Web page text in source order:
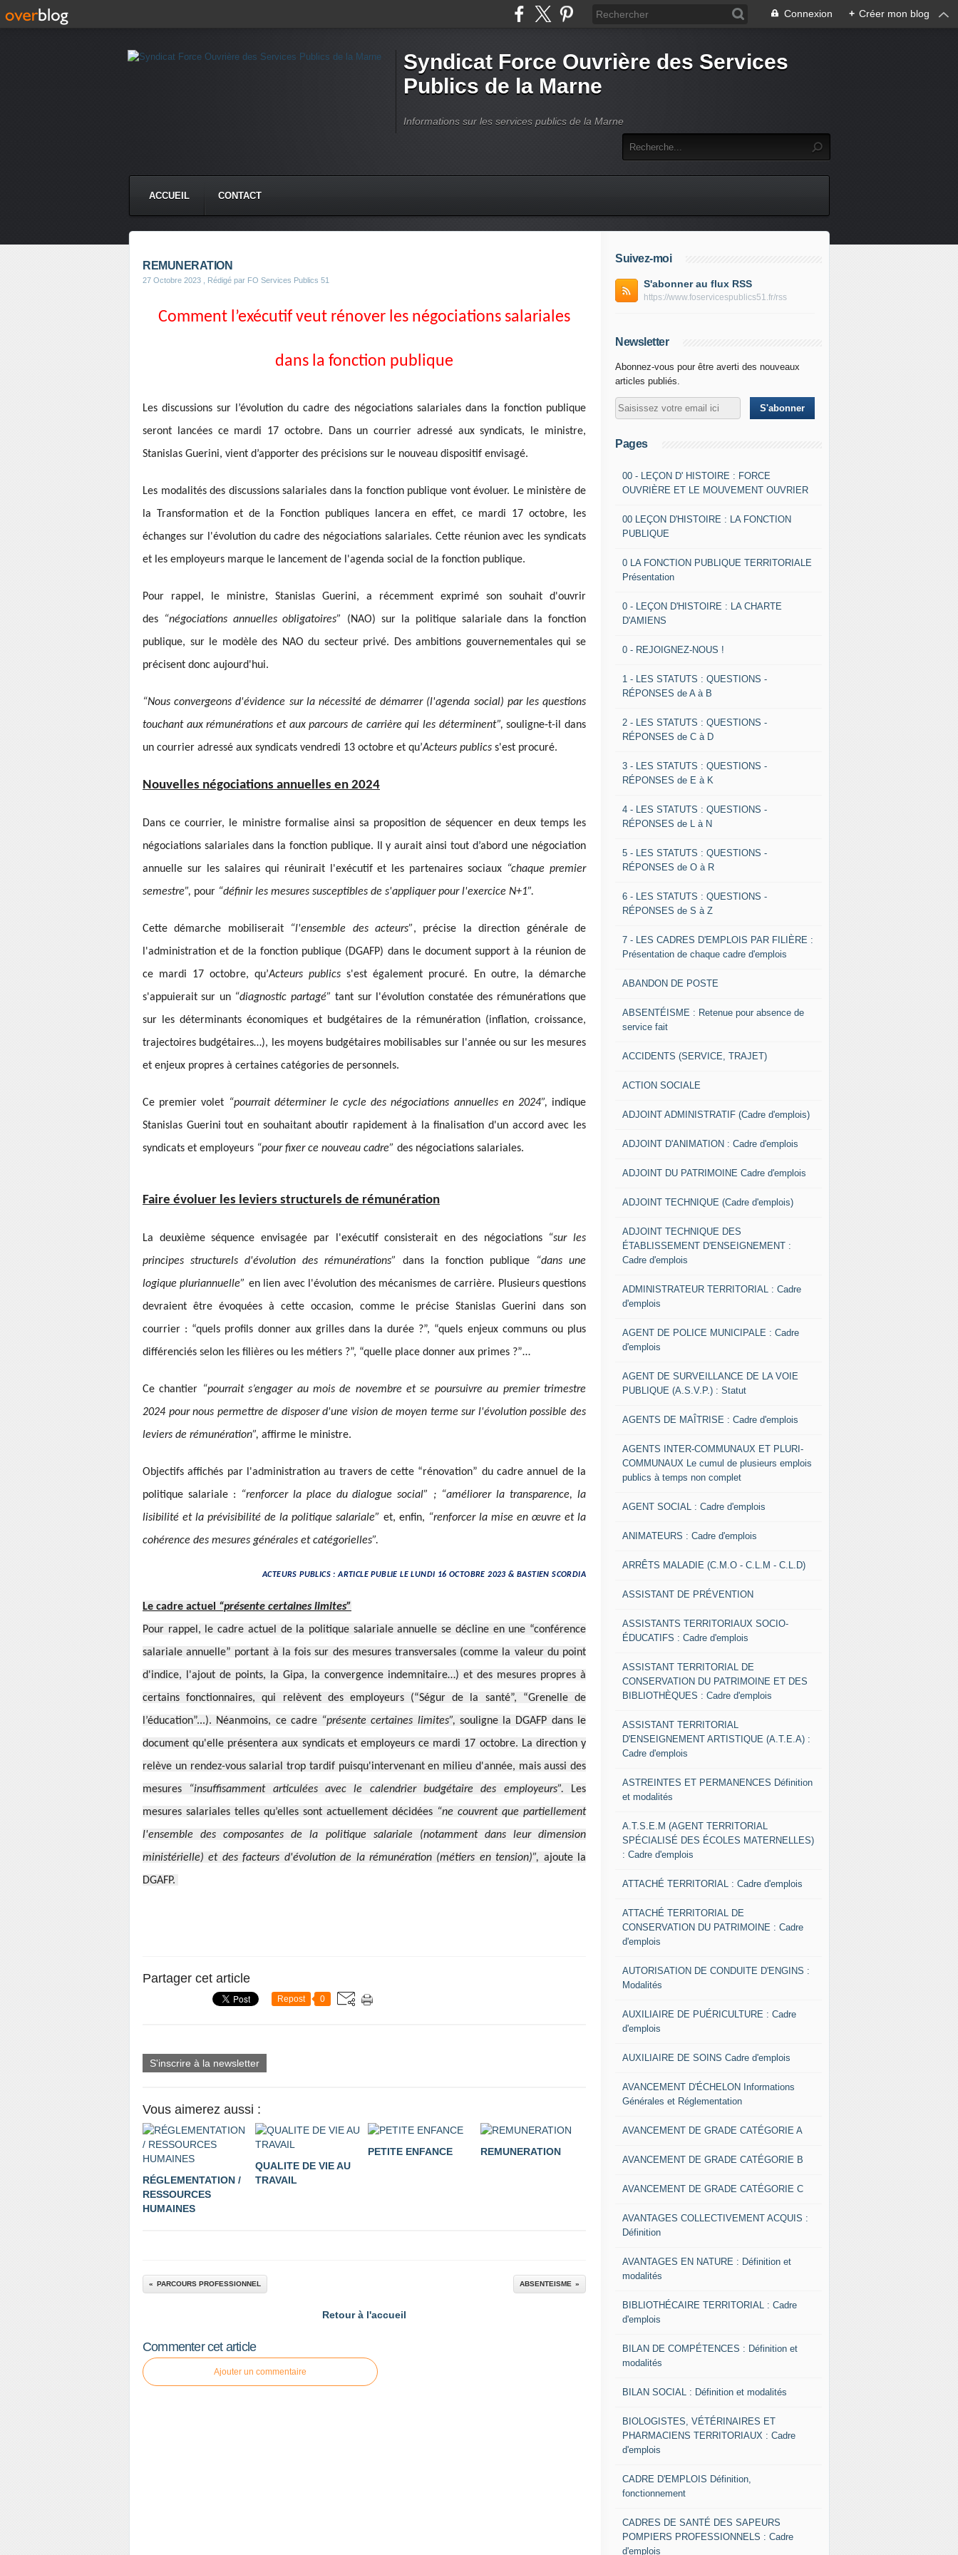
Connexion + Créer mon blog
Syndicat Force Ouvrière des Services
Publics de la Marne
Informations sur les services publics de la Marne
ACCUEIL CONTACT
REMUNERATION
27 Octobre 2023 , Rédigé par FO Services Publics 51
Comment l’exécutif veut rénover les négociations salariales
dans la fonction publique
Les discussions sur l’évolution du cadre des négociations salariales dans la fonction publique
seront lancées ce mardi 17 octobre. Dans un courrier adressé aux syndicats, le ministre,
Stanislas Guerini, vient d’apporter des précisions sur le nouveau dispositif envisagé.
Les modalités des discussions salariales dans la fonction publique vont évoluer. Le ministère de
la Transformation et de la Fonction publiques lancera en effet, ce mardi 17 octobre, les
échanges sur l'évolution du cadre des négociations salariales. Cette réunion avec les syndicats
et les employeurs marque le lancement de l'agenda social de la fonction publique.
Pour rappel, le ministre, Stanislas Guerini, a récemment exprimé son souhait d'ouvrir
des
“négociations annuelles obligatoires” (NAO) sur la politique salariale dans la fonction
publique, sur le modèle des NAO du secteur privé. Des ambitions gouvernementales qui se
précisent donc aujourd'hui.
“Nous convergeons d'évidence sur la nécessité de démarrer (l'agenda social) par les questions
touchant aux rémunérations et aux parcours de carrière qui les déterminent”,souligne-t-il dans
un courrier adressé aux syndicats vendredi 13 octobre et qu’Acteurs publics s'est procuré.
Nouvelles négociations annuelles en 2024
Dans ce courrier, le ministre formalise ainsi sa proposition de séquencer en deux temps les
négociations salariales dans la fonction publique. Il y aurait ainsi tout d’abord une négociation
annuelle sur les salaires qui réunirait l'exécutif et les partenaires sociaux “chaque premier
semestre”, pour “définir les mesures susceptibles de s'appliquer pour l'exercice N+1”.
Cette démarche mobiliserait “l'ensemble des acteurs”, précise la direction générale de
l'administration et de la fonction publique (DGAFP) dans le document support à la réunion de
ce mardi 17 octobre, qu’Acteurs publicss'est également procuré. En outre, la démarche
s'appuierait sur un “diagnostic partagé”tant sur l'évolution constatée des rémunérations que
sur les déterminants économiques et budgétaires de la rémunération (inflation, croissance,
trajectoires budgétaires…), les moyens budgétaires mobilisables sur l'année ou sur les mesures
et enjeux propres à certaines catégories de personnels.
Ce premier volet “pourrait déterminer le cycle des négociations annuelles en 2024”, indique
Stanislas Guerini tout en souhaitant aboutir rapidement à la finalisation d'un accord avec les
syndicats et employeurs “pour fixer ce nouveau cadre” des négociations salariales.
Faire évoluer les leviers structurels de rémunération
La deuxième séquence envisagée par l'exécutif consisterait en des négociations
“sur les
principes structurels d'évolution des rémunérations” dans la fonction publique
“dans une
logique pluriannuelle” en lien avec l'évolution des mécanismes de carrière. Plusieurs questions
devraient être évoquées à cette occasion, comme le précise Stanislas Guerini dans son
courrier : “quels profils donner aux grilles dans la durée ?”, “quels enjeux communs ou plus
différenciés selon les filières ou les métiers ?”, “quelle place donner aux primes ?”…
Ce chantier “pourrait s’engager au mois de novembre et se poursuivre au premier trimestre
2024 pour nous permettre de disposer d'une vision de moyen terme sur l'évolution possible des
leviers de rémunération”, affirme le ministre.
Objectifs affichés par l'administration au travers de cette “rénovation” du cadre annuel de la
politique salariale :
“renforcer la place du dialogue social” ; “améliorer la transparence, la
lisibilité et la prévisibilité de la politique salariale” et, enfin, “renforcer la mise en œuvre et la
cohérence des mesures générales et catégorielles”.
ACTEURS PUBLICS : ARTICLE PUBLIE LE LUNDI 16 OCTOBRE 2023 & BASTIEN SCORDIA
Le cadre actuel “présente certaines limites”
Pour rappel, le cadre actuel de la politique salariale annuelle se décline en une “conférence
salariale annuelle” portant à la fois sur des mesures transversales (comme la valeur du point
d'indice, l'ajout de points, la Gipa, la convergence indemnitaire…) et des mesures propres à
certains fonctionnaires, qui relèvent des employeurs (“Ségur de la santé”, “Grenelle de
l’éducation”...). Néanmoins, ce cadre “présente certaines limites”, souligne la DGAFP dans le
document qu'elle présentera aux syndicats et employeurs ce mardi 17 octobre. La direction y
relève un rendez-vous salarial trop tardif puisqu'intervenant en milieu d'année, mais aussi des
mesures “insuffisamment articulées avec le calendrier budgétaire des employeurs”.
Les
mesures salariales telles qu’elles sont actuellement décidées “ne couvrent que partiellement
l'ensemble des composantes de la politique salariale (notamment dans leur dimension
ministérielle) et des facteurs d'évolution de la rémunération (métiers en tension)”, ajoute la
DGAFP.
Partager cet article
Repost 0
S'inscrire à la newsletter
Vous aimerez aussi :
RÉGLEMENTATION /
RESSOURCES
HUMAINES
QUALITE DE VIE AU
TRAVAIL
PETITE ENFANCE REMUNERATION
PARCOURS PROFESSIONNEL ABSENTEISME
Retour à l'accueil
Commenter cet article
Ajouter un commentaire
Suivez-moi
S'abonner au flux RSS
https://www.foservicespublics51.fr/rss
Newsletter
Abonnez-vous pour être averti des nouveaux
articles publiés.
Pages
00 - LEÇON D' HISTOIRE : FORCE
OUVRIÈRE ET LE MOUVEMENT OUVRIER
00 LEÇON D'HISTOIRE : LA FONCTION
PUBLIQUE
0 LA FONCTION PUBLIQUE TERRITORIALE
Présentation
0 - LEÇON D'HISTOIRE : LA CHARTE
D'AMIENS
0 - REJOIGNEZ-NOUS !
1 - LES STATUTS : QUESTIONS -
RÉPONSES de A à B
2 - LES STATUTS : QUESTIONS -
RÉPONSES de C à D
3 - LES STATUTS : QUESTIONS -
RÉPONSES de E à K
4 - LES STATUTS : QUESTIONS -
RÉPONSES de L à N
5 - LES STATUTS : QUESTIONS -
RÉPONSES de O à R
6 - LES STATUTS : QUESTIONS -
RÉPONSES de S à Z
7 - LES CADRES D'EMPLOIS PAR FILIÈRE :
Présentation de chaque cadre d'emplois
ABANDON DE POSTE
ABSENTÉISME : Retenue pour absence de
service fait
ACCIDENTS (SERVICE, TRAJET)
ACTION SOCIALE
ADJOINT ADMINISTRATIF (Cadre d'emplois)
ADJOINT D'ANIMATION : Cadre d'emplois
ADJOINT DU PATRIMOINE Cadre d'emplois
ADJOINT TECHNIQUE (Cadre d'emplois)
ADJOINT TECHNIQUE DES
ÉTABLISSEMENT D'ENSEIGNEMENT :
Cadre d'emplois
ADMINISTRATEUR TERRITORIAL : Cadre
d'emplois
AGENT DE POLICE MUNICIPALE : Cadre
d'emplois
AGENT DE SURVEILLANCE DE LA VOIE
PUBLIQUE (A.S.V.P.) : Statut
AGENTS DE MAÎTRISE : Cadre d'emplois
AGENTS INTER-COMMUNAUX ET PLURI-
COMMUNAUX Le cumul de plusieurs emplois
publics à temps non complet
AGENT SOCIAL : Cadre d'emplois
ANIMATEURS : Cadre d'emplois
ARRÊTS MALADIE (C.M.O - C.L.M - C.L.D)
ASSISTANT DE PRÉVENTION
ASSISTANTS TERRITORIAUX SOCIO-
ÉDUCATIFS : Cadre d'emplois
ASSISTANT TERRITORIAL DE
CONSERVATION DU PATRIMOINE ET DES
BIBLIOTHÈQUES : Cadre d'emplois
ASSISTANT TERRITORIAL
D'ENSEIGNEMENT ARTISTIQUE (A.T.E.A) :
Cadre d'emplois
ASTREINTES ET PERMANENCES Définition
et modalités
A.T.S.E.M (AGENT TERRITORIAL
SPÉCIALISÉ DES ÉCOLES MATERNELLES)
: Cadre d'emplois
ATTACHÉ TERRITORIAL : Cadre d'emplois
ATTACHÉ TERRITORIAL DE
CONSERVATION DU PATRIMOINE : Cadre
d'emplois
AUTORISATION DE CONDUITE D'ENGINS :
Modalités
AUXILIAIRE DE PUÉRICULTURE : Cadre
d'emplois
AUXILIAIRE DE SOINS Cadre d'emplois
AVANCEMENT D'ÉCHELON Informations
Générales et Réglementation
AVANCEMENT DE GRADE CATÉGORIE A
AVANCEMENT DE GRADE CATÉGORIE B
AVANCEMENT DE GRADE CATÉGORIE C
AVANTAGES COLLECTIVEMENT ACQUIS :
Définition
AVANTAGES EN NATURE : Définition et
modalités
BIBLIOTHÉCAIRE TERRITORIAL : Cadre
d'emplois
BILAN DE COMPÉTENCES : Définition et
modalités
BILAN SOCIAL : Définition et modalités
BIOLOGISTES, VÉTÉRINAIRES ET
PHARMACIENS TERRITORIAUX : Cadre
d'emplois
CADRE D'EMPLOIS Définition,
fonctionnement
CADRES DE SANTÉ DES SAPEURS
POMPIERS PROFESSIONNELS : Cadre
d'emplois